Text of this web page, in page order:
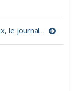
Le curieux, le journal des 8-14 ans pour comprendre l’actualité